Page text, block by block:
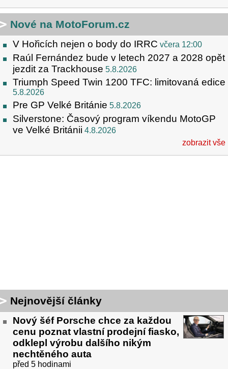
Nové na MotoForum.cz
V Hořicích nejen o body do IRRC včera 12:00
Raúl Fernández bude v letech 2027 a 2028 opět
jezdit za Trackhouse 5.8.2026
Triumph Speed Twin 1200 TFC: limitovaná edice
5.8.2026
Pre GP Velké Británie 5.8.2026
Silverstone: Časový program víkendu MotoGP
ve Velké Británii 4.8.2026
zobrazit vše
Nejnovější články
Nový šéf Porsche chce za každou
cenu poznat vlastní prodejní fiasko,
odklepl výrobu dalšího nikým
nechtěného auta
před 5 hodinami